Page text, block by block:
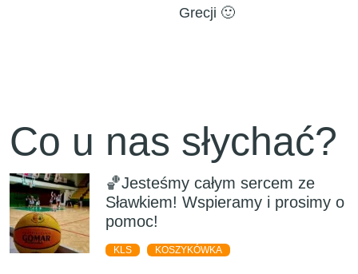
Grecji 🙂
Co u nas słychać?
🏀Jesteśmy całym sercem ze
Sławkiem! Wspieramy i prosimy o
pomoc!
KLS KOSZYKÓWKA